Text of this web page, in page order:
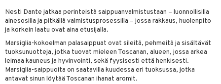
Nesti Dante jatkaa perinteistä saippuanvalmistustaan – luonnollisilla
ainesosilla ja pitkällä valmistusprosessilla – jossa rakkaus, huolenpito
ja korkein laatu ovat aina etusijalla.
Marsiglia-kokoelman palasaippuat ovat sileitä, pehmeitä ja sisältävät
tuoksunuotteja, jotka tuovat mieleen Toscanan, alueen, jossa arkea
leimaa kauneus ja hyvinvointi, sekä fyysisesti että henkisesti.
Marsiglia-saippuoita on saatavilla kuudessa eri tuoksussa, jotka
antavat sinun löytää Toscanan ihanat aromit.
& Viikset
hoito
& saippuat
10
1: Puhdistus
2: Kirkastus
3: Kosteutus
ja Vartalonhoito
ja naamiot
Elixir
& vastauksia